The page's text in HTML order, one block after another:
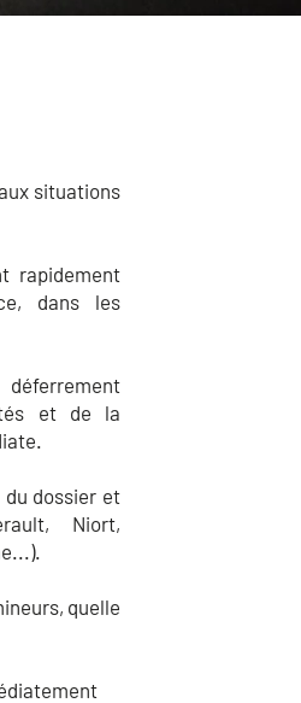
situations
rapidement
dans les
et de la
dossier et
Niort,
quelle